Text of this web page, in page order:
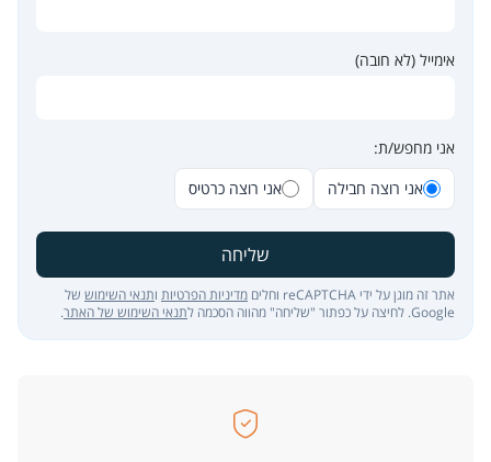
אימייל (לא חובה)
אני מחפש/ת:
אני רוצה חבילה
אני רוצה כרטיס
שליחה
אתר זה מוגן על ידי reCAPTCHA וחלים מדיניות הפרטיות ותנאי השימוש של
Google. לחיצה על כפתור "שליחה" מהווה הסכמה ל
תנאי השימוש של האתר.